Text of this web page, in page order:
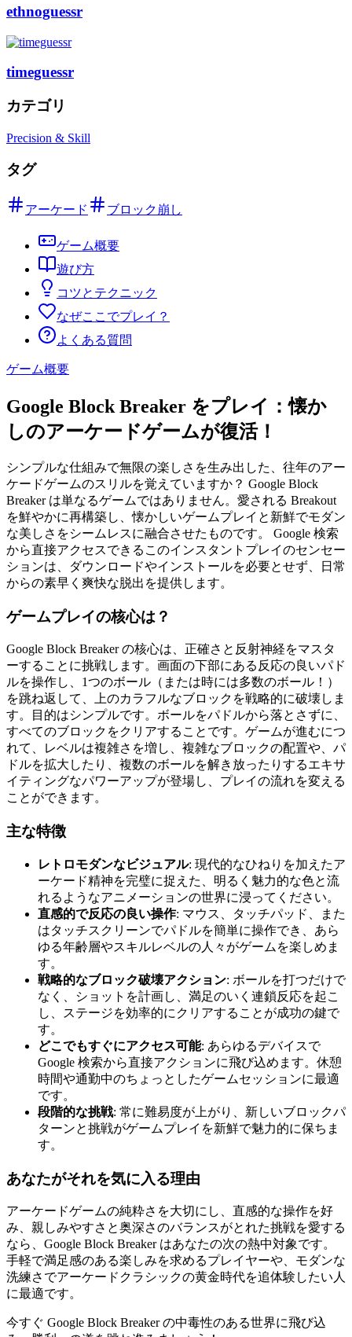
ethnoguessr
timeguessr
カテゴリ
Precision & Skill
タグ
アーケード ブロック崩し
ゲーム概要
遊び方
コツとテクニック
なぜここでプレイ？
よくある質問
ゲーム概要
Google Block Breaker をプレイ：懐か
しのアーケードゲームが復活！
シンプルな仕組みで無限の楽しさを生み出した、往年のアー
ケードゲームのスリルを覚えていますか？ Google Block
Breaker は単なるゲームではありません。愛される Breakout
を鮮やかに再構築し、懐かしいゲームプレイと新鮮でモダン
な美しさをシームレスに融合させたものです。 Google 検索
から直接アクセスできるこのインスタントプレイのセンセー
ションは、ダウンロードやインストールを必要とせず、日常
からの素早く爽快な脱出を提供します。
ゲームプレイの核心は？
Google Block Breaker の核心は、正確さと反射神経をマスタ
ーすることに挑戦します。画面の下部にある反応の良いパド
ルを操作し、1つのボール（または時には多数のボール！）
を跳ね返して、上のカラフルなブロックを戦略的に破壊しま
す。目的はシンプルです。ボールをパドルから落とさずに、
すべてのブロックをクリアすることです。ゲームが進むにつ
れて、レベルは複雑さを増し、複雑なブロックの配置や、パ
ドルを拡大したり、複数のボールを解き放ったりするエキサ
イティングなパワーアップが登場し、プレイの流れを変える
ことができます。
主な特徴
レトロモダンなビジュアル: 現代的なひねりを加えたア
ーケード精神を完璧に捉えた、明るく魅力的な色と流
れるようなアニメーションの世界に浸ってください。
直感的で反応の良い操作: マウス、タッチパッド、また
はタッチスクリーンでパドルを簡単に操作でき、あら
ゆる年齢層やスキルレベルの人々がゲームを楽しめま
す。
戦略的なブロック破壊アクション: ボールを打つだけで
なく、ショットを計画し、満足のいく連鎖反応を起こ
し、ステージを効率的にクリアすることが成功の鍵で
す。
どこでもすぐにアクセス可能: あらゆるデバイスで
Google 検索から直接アクションに飛び込めます。休憩
時間や通勤中のちょっとしたゲームセッションに最適
です。
段階的な挑戦: 常に難易度が上がり、新しいブロックパ
ターンと挑戦がゲームプレイを新鮮で魅力的に保ちま
す。
あなたがそれを気に入る理由
アーケードゲームの純粋さを大切にし、直感的な操作を好
み、親しみやすさと奥深さのバランスがとれた挑戦を愛する
なら、Google Block Breaker はあなたの次の熱中対象です。
手軽で満足感のある楽しみを求めるプレイヤーや、モダンな
洗練さでアーケードクラシックの黄金時代を追体験したい人
に最適です。
今すぐ Google Block Breaker の中毒性のある世界に飛び込